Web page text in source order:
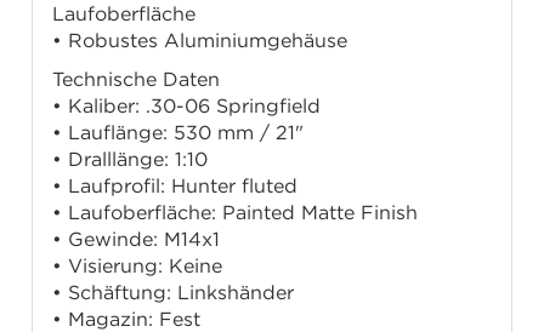
Laufoberfläche
• Robustes Aluminiumgehäuse
Technische Daten
• Kaliber: .30-06 Springfield
• Lauflänge: 530 mm / 21"
• Dralllänge: 1:10
• Laufprofil: Hunter fluted
• Laufoberfläche: Painted Matte Finish
• Gewinde: M14x1
• Visierung: Keine
• Schäftung: Linkshänder
• Magazin: Fest